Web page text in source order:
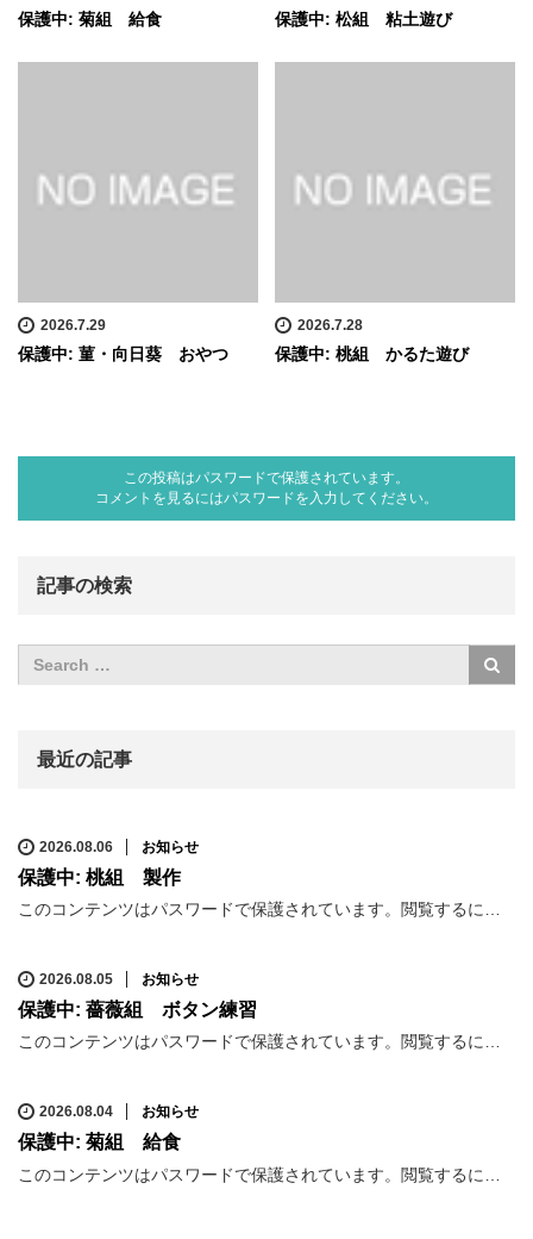
保護中: 菊組 給食 保護中: 松組 粘土遊び
2026.7.29
保護中: 菫・向日葵 おやつ
2026.7.28
保護中: 桃組 かるた遊び
この投稿はパスワードで保護されています。
コメントを見るにはパスワードを入力してください。
記事の検索
最近の記事
2026.08.06 お知らせ
保護中: 桃組 製作
このコンテンツはパスワードで保護されています。閲覧するに…
2026.08.05 お知らせ
保護中: 薔薇組 ボタン練習
このコンテンツはパスワードで保護されています。閲覧するに…
2026.08.04 お知らせ
保護中: 菊組 給食
このコンテンツはパスワードで保護されています。閲覧するに…